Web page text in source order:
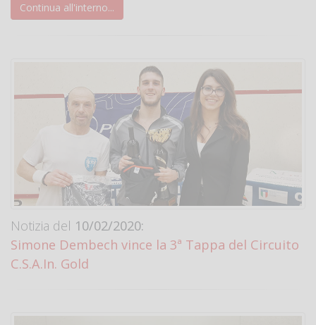
Continua all'interno...
Notizia del 10/02/2020:
Simone Dembech vince la 3ª Tappa del Circuito
C.S.A.In. Gold